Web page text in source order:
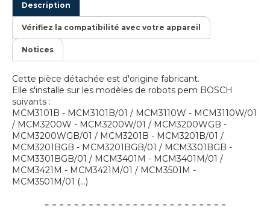
Description
Vérifiez la compatibilité avec votre appareil
Notices
Cette pièce détachée est d'origine fabricant.
Elle s'installe sur les modèles de robots pem BOSCH
suivants :
MCM3101B - MCM3101B/01 / MCM3110W - MCM3110W/01
/ MCM3200W - MCM3200W/01 / MCM3200WGB -
MCM3200WGB/01 / MCM3201B - MCM3201B/01 /
MCM3201BGB - MCM3201BGB/01 / MCM3301BGB -
MCM3301BGB/01 / MCM3401M - MCM3401M/01 /
MCM3421M - MCM3421M/01 / MCM3501M -
MCM3501M/01 (...)